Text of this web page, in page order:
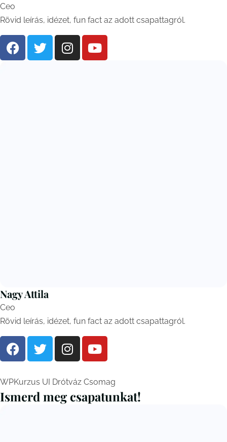
Ceo
Rövid leírás, idézet, fun fact az adott csapattagról.
Nagy Attila
Ceo
Rövid leírás, idézet, fun fact az adott csapattagról.
WPKurzus UI Drótváz Csomag
Ismerd meg csapatunkat!